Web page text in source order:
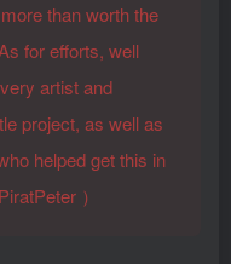
than worth the
for efforts, well
artist and
project, as well as
helped get this in
）